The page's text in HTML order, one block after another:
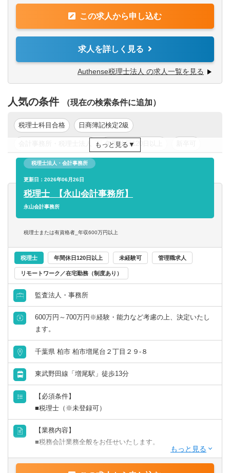
【求める人物像】
■分からないことを自身で調べたり周囲に聞く事ができる方
ただし、現状すぐに相続案件があるわけではないため、
その他関連業務についてもご依頼する可能性がございま
※基本的には事務所かご自宅、セキュリティの確保できる
作業場所などで勤務いただけます。
期に繁忙になるという事はございません。
この求人から申し込む
求人を詳しく見る
Authense税理士法人 の求人一覧を見る
人気の条件 （現在の検索条件に追加）
税理士科目合格 日商簿記検定2級
年間休日120日以上
年収300万円以上 年収400万円以上
もっと見る
税理士法人・会計事務所
更新日：2026年06月26日
税理士_【永山会計事務所】
永山会計事務所
税理士または有資格者_年収600万円以上
税理士 年間休日120日以上 未経験可 管理職求人
リモートワーク／在宅勤務（制度あり）
監査法人・事務所
600万円～700万円※経験・能力など考慮の上、決定いたし
ます。
千葉県 柏市 柏市増尾台２丁目２９-８
東武野田線「増尾駅」徒歩13分
【必須条件】
■税理士（※未登録可）
【業務内容】
■税務会計業務全般をお任せいたします。
【具体的には】